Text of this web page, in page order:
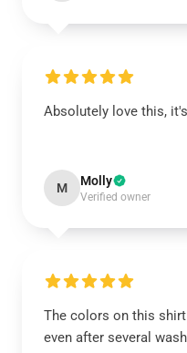
Absolutely love this,
M Molly
Verified owner
The colors on this
even after several